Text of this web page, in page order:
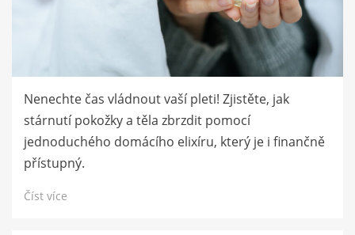
Nenechte čas vládnout vaší pleti! Zjistěte, jak
stárnutí pokožky a těla zbrzdit pomocí
jednoduchého domácího elixíru, který je i finančně
přístupný.
Číst více